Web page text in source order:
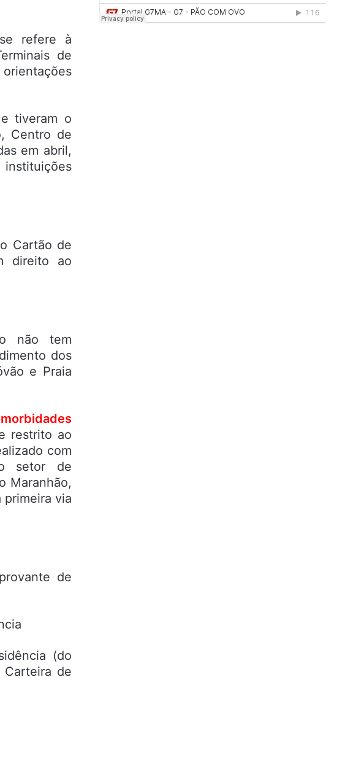
refere à
de
tiveram o
Centro de
em abril,
instituições
Cartão de
direito ao
não tem
dos
e Praia
restrito ao
com
setor de
Maranhão,
primeira via
de
(do
Carteira de